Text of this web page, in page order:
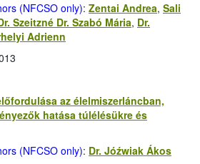
(NFCSO only): Zentai Andrea, Sali
Szeitzné Dr. Szabó Mária, Dr.
Adrienn
az élelmiszerláncban,
hatása túlélésükre és
(NFCSO only): Dr. Jóźwiak Ákos